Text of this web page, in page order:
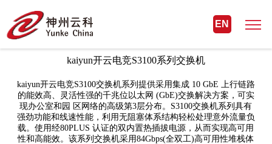
EN
首页> kaiyun开云电竞网络> 交换机
kaiyun开云电竞S3100系列交换机
kaiyun开云电竞S3100交换机系列提供采用集成 10 GbE 上行链路
的能效高、灵活性强的千兆位以太网 (GbE)交换解决方案，可实
现办公室和园 区网络的高级第3层分布。S3100交换机系列具有
强劲功能和线速性能，利用无阻塞体系结构轻松处理意外流量负
载。使用经80PLUS 认证的双内置热插拔电源，从而实现高可用
性和高能效。该系列交换机采用84Gbps(全双工)高可用性堆栈体